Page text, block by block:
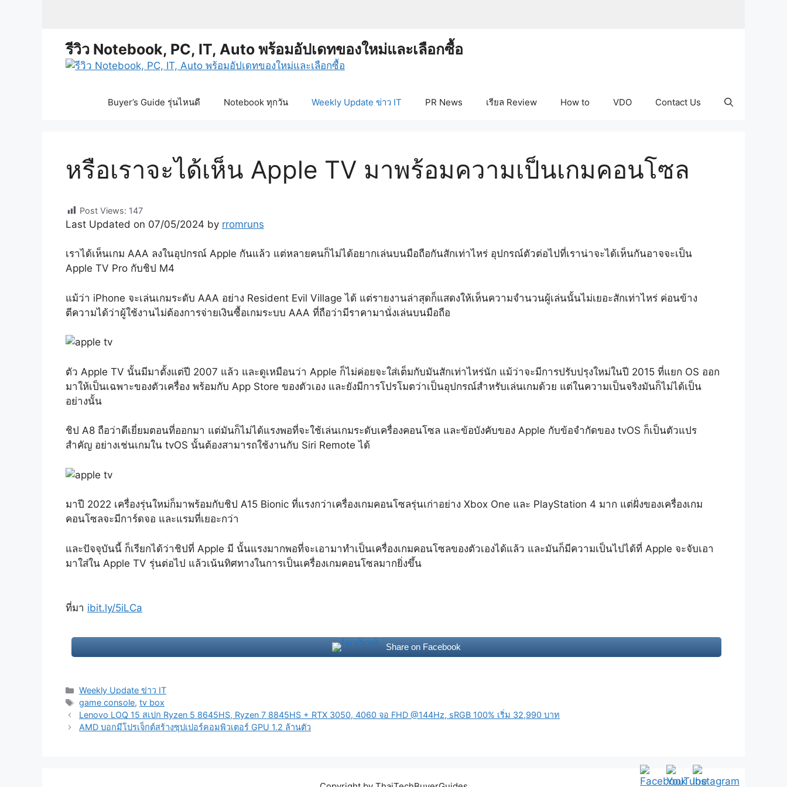
รีวิว Notebook, PC, IT, Auto พร้อมอัปเดทของใหม่และเลือกซื้อ
Buyer’s Guide รุ่นไหนดี Notebook ทุกวัน Weekly Update ข่าว IT PR News เรียล Review How to VDO Contact Us
หรือเราจะได้เห็น Apple TV มาพร้อมความเป็นเกมคอนโซล
Post Views: 147
Last Updated on 07/05/2024 by rromruns
เราได้เห็นเกม AAA ลงในอุปกรณ์ Apple กันแล้ว แต่หลายคนก็ไม่ได้อยากเล่นบนมือถือกันสักเท่าไหร่ อุปกรณ์ตัวต่อไปที่เราน่าจะได้เห็นกันอาจจะเป็น
Apple TV Pro กับชิป M4
แม้ว่า iPhone จะเล่นเกมระดับ AAA อย่าง Resident Evil Village ได้ แต่รายงานล่าสุดก็แสดงให้เห็นความจำนวนผู้เล่นนั้นไม่เยอะสักเท่าไหร่ ค่อนข้าง
ตีความได้ว่าผู้ใช้งานไม่ต้องการจ่ายเงินซื้อเกมระบบ AAA ที่ถือว่ามีราคามานั่งเล่นบนมือถือ
ตัว Apple TV นั้นมีมาตั้งแต่ปี 2007 แล้ว และดูเหมือนว่า Apple ก็ไม่ค่อยจะใส่เต็มกับมันสักเท่าไหร่นัก แม้ว่าจะมีการปรับปรุงใหม่ในปี 2015 ที่แยก OS ออก
มาให้เป็นเฉพาะของตัวเครื่อง พร้อมกับ App Store ของตัวเอง และยังมีการโปรโมตว่าเป็นอุปกรณ์สำหรับเล่นเกมด้วย แต่ในความเป็นจริงมันก็ไม่ได้เป็น
อย่างนั้น
ชิป A8 ถือว่าดีเยี่ยมตอนที่ออกมา แต่มันก็ไม่ได้แรงพอที่จะใช้เล่นเกมระดับเครื่องคอนโซล และข้อบังคับของ Apple กับข้อจำกัดของ tvOS ก็เป็นตัวแปร
สำคัญ อย่างเช่นเกมใน tvOS นั้นต้องสามารถใช้งานกับ Siri Remote ได้
มาปี 2022 เครื่องรุ่นใหม่ก็มาพร้อมกับชิป A15 Bionic ที่แรงกว่าเครื่องเกมคอนโซลรุ่นเก่าอย่าง Xbox One และ PlayStation 4 มาก แต่ฝั่งของเครื่องเกม
คอนโซลจะมีการ์ดจอ และแรมที่เยอะกว่า
และปัจจุบันนี้ ก็เรียกได้ว่าชิปที่ Apple มี นั้นแรงมากพอที่จะเอามาทำเป็นเครื่องเกมคอนโซลของตัวเองได้แล้ว และมันก็มีความเป็นไปได้ที่ Apple จะจับเอา
มาใส่ใน Apple TV รุ่นต่อไป แล้วเน้นทิศทางในการเป็นเครื่องเกมคอนโซลมากยิ่งขึ้น
ที่มา ibit.ly/5iLCa
Share on Facebook
Categories
Weekly Update ข่าว IT
Tags
game console,tv box
Post
navigation
Lenovo LOQ 15 สเปก Ryzen 5 8645HS, Ryzen 7 8845HS + RTX 3050, 4060 จอ FHD @144Hz, sRGB 100% เริ่ม 32,990 บาท
AMD บอกมีโปรเจ็กต์สร้างซุปเปอร์คอมพิวเตอร์ GPU 1.2 ล้านตัว